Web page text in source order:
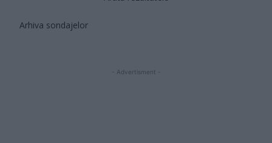
Arhiva sondajelor
- Advertisment -